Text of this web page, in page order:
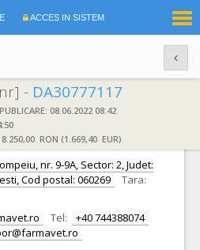
ACCES IN SISTEM
- DA30777117
08.06.2022 08:42
8.250,00 RON (1.669,40 EUR)
CIF: 256
nr. 9-9A, Sector: 2, Judet:
Cod postal: 060269
Tara:
Tel:
+40 744388074